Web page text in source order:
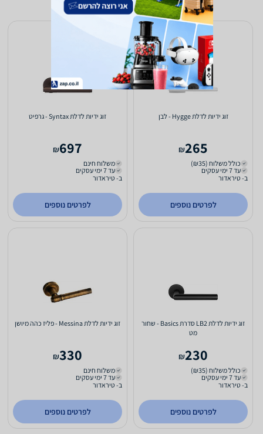
זוג ידיות לדלת Hygge - לבן
265
₪
כולל משלוח (₪35)
עד 7 ימי עסקים
ב- טיראדור
לפרטים נוספים
זוג ידיות לדלת Syntax - גרפיט
697
₪
משלוח חינם
עד 7 ימי עסקים
ב- טיראדור
לפרטים נוספים
זוג ידיות לדלת LB2 סדרת Basics - שחור
מט
230
₪
כולל משלוח (₪35)
עד 7 ימי עסקים
ב- טיראדור
לפרטים נוספים
זוג ידיות לדלת Messina - פליז כהה מיושן
330
₪
משלוח חינם
עד 7 ימי עסקים
ב- טיראדור
לפרטים נוספים